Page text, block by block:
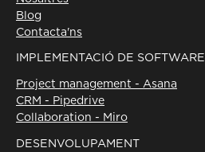
Blog
Contacta'ns
IMPLEMENTACIÓ DE SOFTWARE
Project management - Asana
CRM - Pipedrive
Collaboration - Miro
DESENVOLUPAMENT